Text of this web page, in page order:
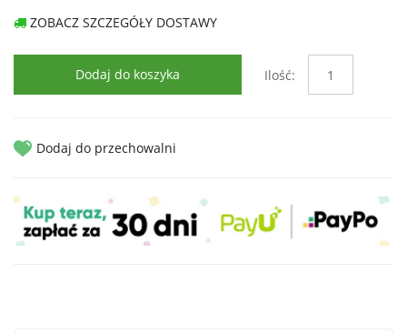
ZOBACZ SZCZEGÓŁY DOSTAWY
Dodaj do koszyka Ilość:
Dodaj do przechowalni